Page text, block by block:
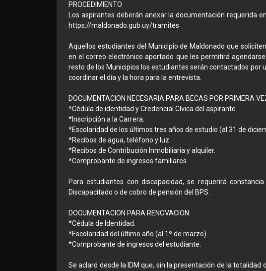
PROCEDIMIENTO
Los aspirantes deberán anexar la documentación requerida
https://maldonado.gub.uy/tramites
Aquellos estudiantes del Municipio de Maldonado que
en el correo electrónico aportado que les permitirá
resto de los Municipios los estudiantes serán contactados por
coordinar el día y la hora para la entrevista.
DOCUMENTACION NECESARIA PARA BECAS POR PRIMERA
*Cédula de identidad y Credencial Cívica del aspirante.
*Inscripción a la Carrera.
*Escolaridad de los últimos tres años de estudio (al 31 de
*Recibos de agua, teléfono y luz.
*Recibos de Contribución Inmobiliaria y alquiler.
*Comprobante de ingresos familiares.
Para estudiantes con discapacidad, se requerirá
Discapacitado o de cobro de pensión del BPS.
DOCUMENTACION PARA RENOVACION:
*Cédula de Identidad.
*Escolaridad del último año (al 1º de marzo).
*Comprobante de ingresos del estudiante.
Se aclaró desde la IDM que, sin la presentación de la